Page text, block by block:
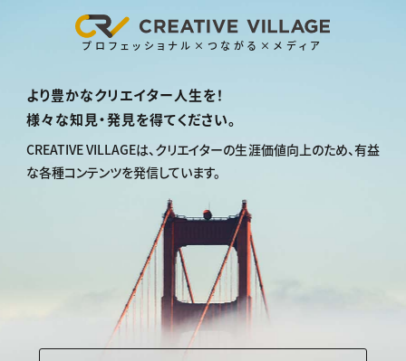
プロフェッショナル×つながる×メディア
より豊かなクリエイター人生を！
様々な知見・発見を得てください。
CREATIVE VILLAGEは、 クリエイターの生涯価値向上のため、有益
な各種コンテンツを発信しています。